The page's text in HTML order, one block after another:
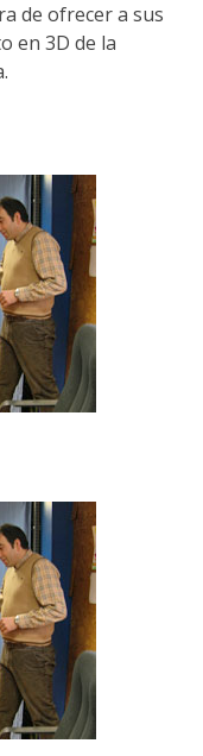
de ofrecer a sus
en 3D de la